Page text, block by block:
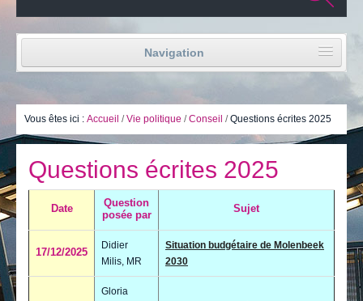
Navigation
Vie politique
Je visite
Publications
Actualités
E-guichet / Prendre RDV
Vous êtes ici : Accueil /Vie politique /Conseil /Questions écrites 2025
Questions écrites 2025
Date
Question
posée par
Sujet
17/12/2025
Didier
Milis, MR
Situation budgétaire de Molenbeek
2030
Gloria